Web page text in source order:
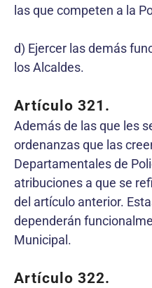
las que competen a la
d) Ejercer las demás
los Alcaldes.
Artículo 321.
Además de las que les
ordenanzas que las
Departamentales de
atribuciones a que se
del artículo anterior.
dependerán
Municipal.
Artículo 322.